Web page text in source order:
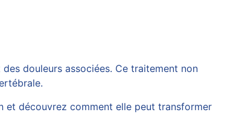
douleurs associées. Ce traitement non
et découvrez comment elle peut transformer